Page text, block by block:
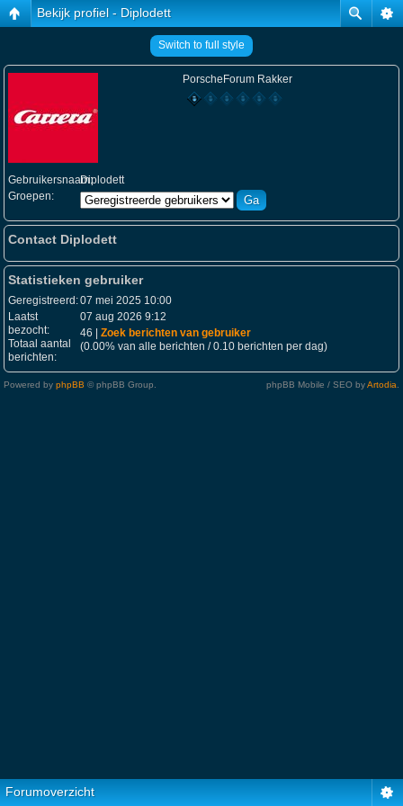
Bekijk profiel - Diplodett
Switch to full style
PorscheForum Rakker
Gebruikersnaam:Diplodett
Groepen:
Contact Diplodett
Statistieken gebruiker
Geregistreerd:07 mei 2025 10:00
Laatst
bezocht:
07 aug 2026 9:12
Totaal aantal
berichten:
46 | Zoek berichten van gebruiker
(0.00% van alle berichten / 0.10 berichten per dag)
Powered by phpBB © phpBB Group. phpBB Mobile / SEO byArtodia
Forumoverzicht